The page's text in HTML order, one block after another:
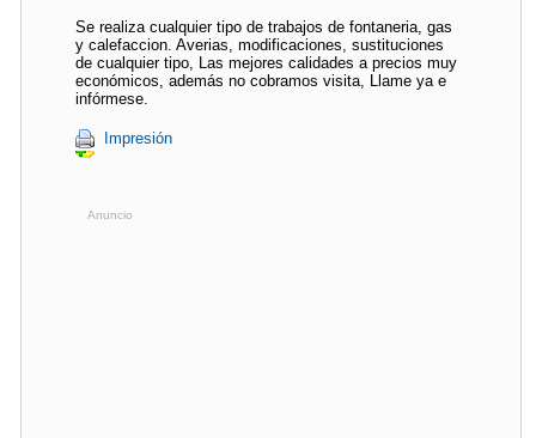
Se realiza cualquier tipo de trabajos de fontaneria, gas
y calefaccion. Averias, modificaciones, sustituciones
de cualquier tipo, Las mejores calidades a precios muy
económicos, además no cobramos visita, Llame ya e
infórmese.
Impresión
Anuncio